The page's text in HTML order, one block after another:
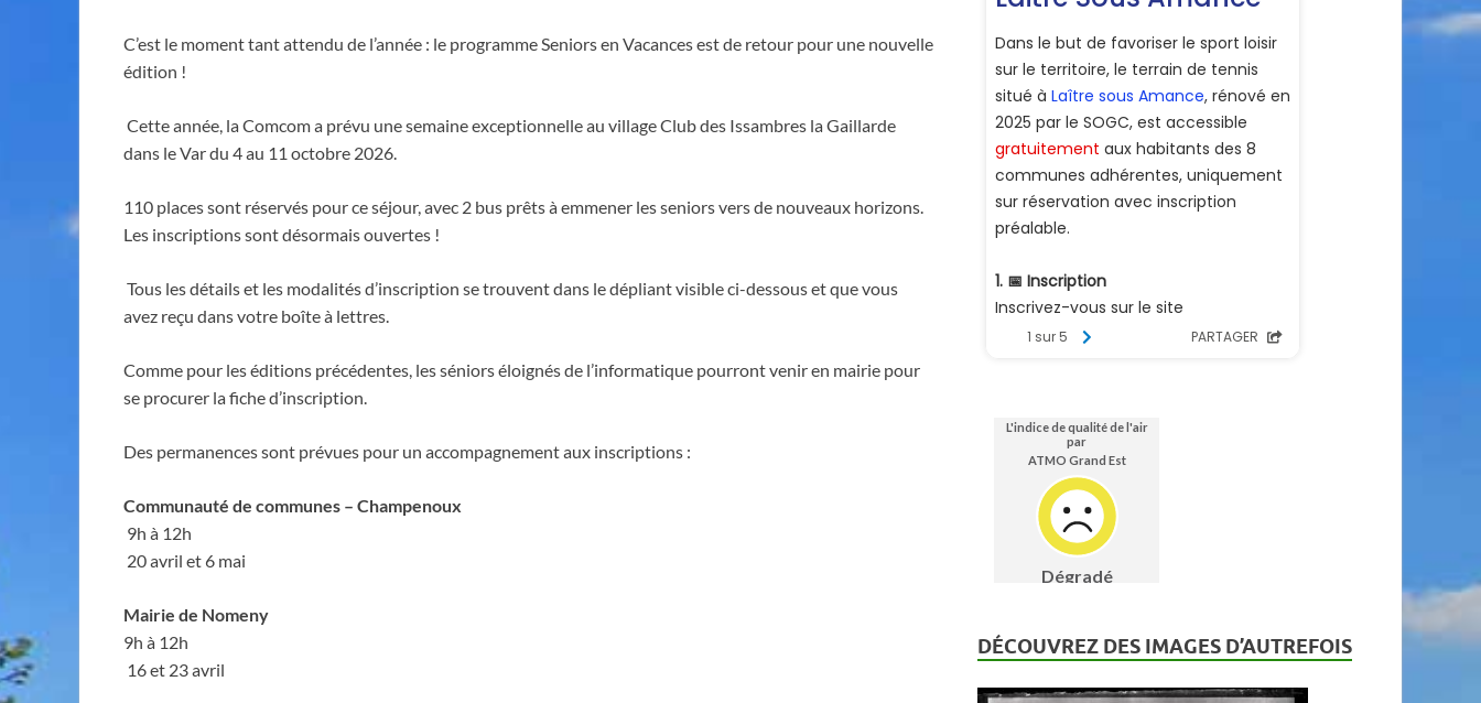
C’est le moment tant attendu de l’année : le programme Seniors en Vacances est de retour pour une nouvelle
édition !
Cette année, la Comcom a prévu une semaine exceptionnelle au village Club des Issambres la Gaillarde
dans le Var du 4 au 11 octobre 2026.
110 places sont réservés pour ce séjour, avec 2 bus prêts à emmener les seniors vers de nouveaux horizons.
Les inscriptions sont désormais ouvertes !
Tous les détails et les modalités d’inscription se trouvent dans le dépliant visible ci-dessous et que vous
avez reçu dans votre boîte à lettres.
Comme pour les éditions précédentes, les séniors éloignés de l’informatique pourront venir en mairie pour
se procurer la fiche d’inscription.
Des permanences sont prévues pour un accompagnement aux inscriptions :
Communauté de communes – Champenoux
9h à 12h
20 avril et 6 mai
Mairie de Nomeny
9h à 12h
16 et 23 avril
DÉCOUVREZ DES IMAGES D’AUTREFOIS